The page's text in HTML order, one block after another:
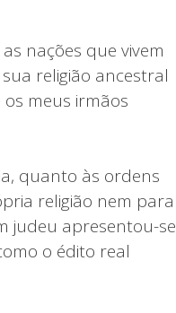
nações que vivem
religião ancestral
meus irmãos
quanto às ordens
religião nem para
judeu apresentou-se
o édito real